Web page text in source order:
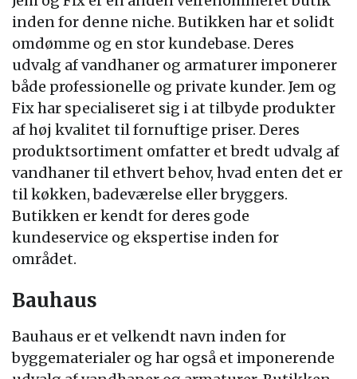
inden for denne niche. Butikken har et solidt
omdømme og en stor kundebase. Deres
udvalg af vandhaner og armaturer imponerer
både professionelle og private kunder. Jem og
Fix har specialiseret sig i at tilbyde produkter
af høj kvalitet til fornuftige priser. Deres
produktsortiment omfatter et bredt udvalg af
vandhaner til ethvert behov, hvad enten det er
til køkken, badeværelse eller bryggers.
Butikken er kendt for deres gode
kundeservice og ekspertise inden for
området.
Bauhaus
Bauhaus er et velkendt navn inden for
byggematerialer og har også et imponerende